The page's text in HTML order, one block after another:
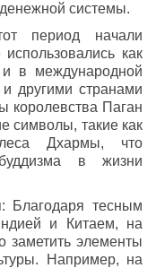
системы.
период начали
как
в международной
другими странами
королевства Паган
символы, такие как
Дхармы, что
в жизни
Благодаря тесным
и Китаем, на
заметить элементы
Например, на